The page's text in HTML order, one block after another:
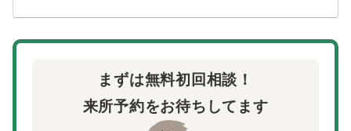
まずは無料初回相談！
来所予約をお待ちしてます